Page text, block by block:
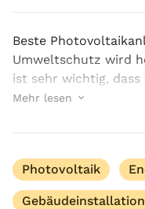
Beste
Umweltschutz wird
ist sehr wichtig, dass
Aber dabei wollen
Mehr lesen
Photovoltaik
Gebäudeinstallation